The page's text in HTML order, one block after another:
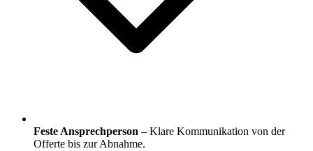
Feste Ansprechperson – Klare Kommunikation von der
Offerte bis zur Abnahme.